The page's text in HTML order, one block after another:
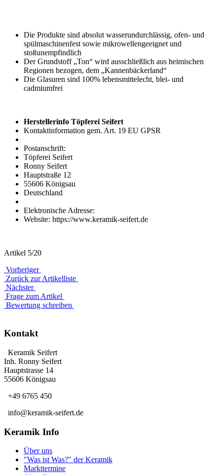
Die Produkte sind absolut wasserundurchlässig, ofen- und
spülmaschinenfest sowie mikrowellengeeignet und
stoßunempfindlich
Der Grundstoff „Ton“ wird ausschließlich aus heimischen
Regionen bezogen, dem „Kannenbäckerland“
Die Glasuren sind 100% lebensmittelecht, blei- und
cadmiumfrei
Herstellerinfo Töpferei Seifert
Kontaktinformation gem. Art. 19 EU GPSR
Postanschrift:
Töpferei Seifert
Ronny Seifert
Hauptstraße 12
55606 Königsau
Deutschland
Elektronische Adresse:
Website: https://www.keramik-seifert.de
Artikel 5/20
Vorheriger
Zurück zur Artikelliste
Nächster
Frage zum Artikel
Bewertung schreiben
Kontakt
Keramik Seifert
Inh. Ronny Seifert
Hauptstrasse 14
55606 Königsau
+49 6765 450
info@keramik-seifert.de
Keramik Info
Über uns
"Was ist Was?" der Keramik
Markttermine